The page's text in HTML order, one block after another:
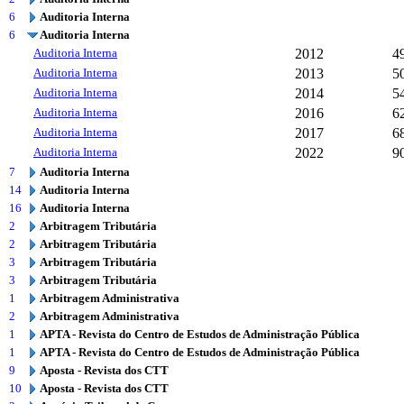
6
Auditoria Interna
6
Auditoria Interna
Auditoria Interna
2012
Auditoria Interna 2013
Auditoria Interna 2014
Auditoria Interna 2016
Auditoria Interna 2017
Auditoria Interna 2022
7
Auditoria Interna
14
Auditoria Interna
16
Auditoria Interna
2
Arbitragem Tributária
2
Arbitragem Tributária
3
Arbitragem Tributária
3
Arbitragem Tributária
1
Arbitragem Administrativa
2
Arbitragem Administrativa
1
APTA - Revista do Centro de Estudos de Administração Pública
1
APTA - Revista do Centro de Estudos de Administração Pública
9
Aposta - Revista dos CTT
10
Aposta - Revista dos CTT